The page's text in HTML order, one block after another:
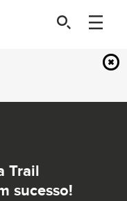
Trail
sucesso!